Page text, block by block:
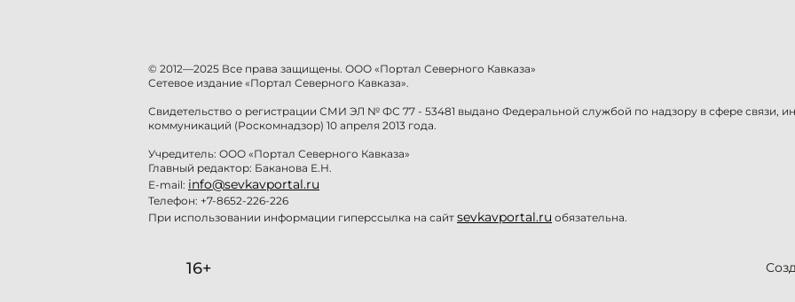
© 2012—2025 Все права защищены. ООО «Портал Северного Кавказа»
Сетевое издание «Портал Северного Кавказа».
Свидетельство о регистрации СМИ ЭЛ № ФС 77 - 53481 выдано Федеральной службой по надзору в сфере связи,
коммуникаций (Роскомнадзор) 10 апреля 2013 года.
Учредитель: ООО «Портал Северного Кавказа»
Главный редактор: Баканова Е.Н.
E-mail: info@sevkavportal.ru
Телефон: +7-8652-226-226
При использовании информации гиперссылка на сайт sevkavportal.ru обязательна.
16+